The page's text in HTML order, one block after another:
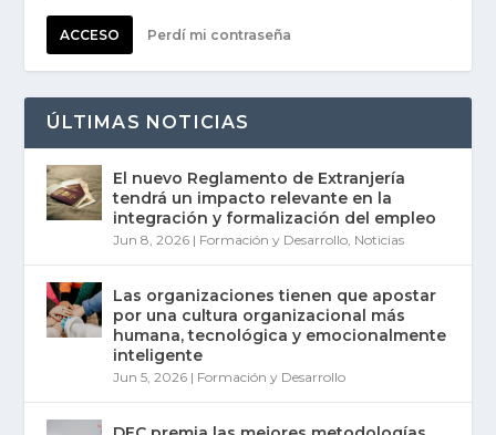
ACCESO Perdí mi contraseña
ÚLTIMAS NOTICIAS
El nuevo Reglamento de Extranjería
tendrá un impacto relevante en la
integración y formalización del empleo
Jun 8, 2026 | Formación y Desarrollo, Noticias
Las organizaciones tienen que apostar
por una cultura organizacional más
humana, tecnológica y emocionalmente
inteligente
Jun 5, 2026 | Formación y Desarrollo